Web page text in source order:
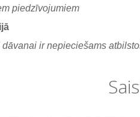
piedzīvojumiem
ir nepieciešams